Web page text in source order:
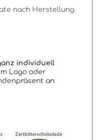
nach Herstellung
individuell
Logo oder
an